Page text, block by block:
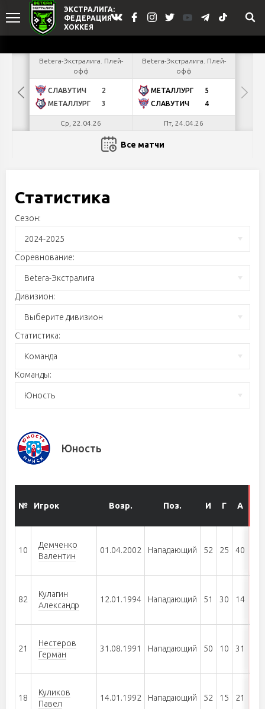
Betera-Экстралига. Плей-
офф
СЛАВУТИЧ
2
МЕТАЛЛУРГ
3
Ср, 22.04.26
Betera-Экстралига. Плей-
офф
МЕТАЛЛУРГ
5
СЛАВУТИЧ
4
Пт, 24.04.26
Все матчи
Статистика
Сезон:
2024-2025
Соревнование:
Betera-Экстралига
Дивизион:
Выберите дивизион
Статистика:
Команда
Команды:
Юность
Юность
№ Игрок Возр. Поз. И Г А
10
Демченко
Валентин
01.04.2002 Нападающий 52 25 40
82
Кулагин
Александр
12.01.1994 Нападающий 51 30 14
21
Нестеров
Герман
31.08.1991 Нападающий 50 10 31
18
Куликов
Павел
14.01.1992 Нападающий 52 15 21